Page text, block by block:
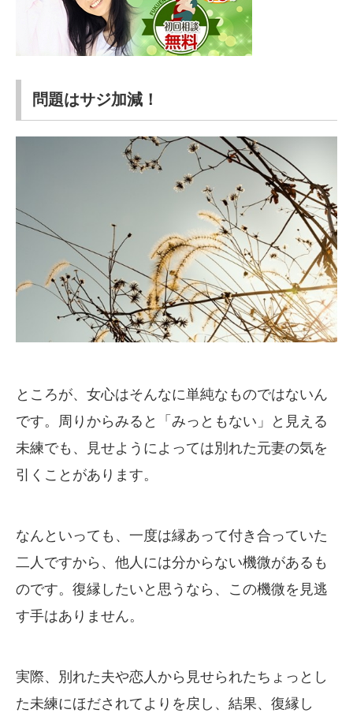
問題はサジ加減！
ところが、女心はそんなに単純なものではないん
です。周りからみると「みっともない」と見える
未練でも、見せようによっては別れた元妻の気を
引くことがあります。
なんといっても、一度は縁あって付き合っていた
二人ですから、他人には分からない機微があるも
のです。復縁したいと思うなら、この機微を見逃
す手はありません。
実際、別れた夫や恋人から見せられたちょっとし
た未練にほだされてよりを戻し、結果、復縁し